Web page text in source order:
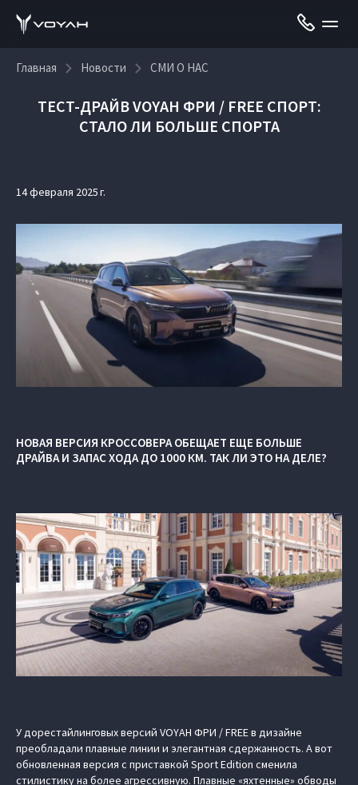
Главная Новости СМИ О НАС
ТЕСТ-ДРАЙВ VOYAH ФРИ / FREE СПОРТ:
СТАЛО ЛИ БОЛЬШЕ СПОРТА
14 февраля 2025 г.
НОВАЯ ВЕРСИЯ КРОССОВЕРА ОБЕЩАЕТ ЕЩЕ БОЛЬШЕ
ДРАЙВА И ЗАПАС ХОДА ДО 1000 КМ. ТАК ЛИ ЭТО НА ДЕЛЕ?
У дорестайлинговых версий VOYAH ФРИ / FREE в дизайне
преобладали плавные линии и элегантная сдержанность. А вот
обновленная версия с приставкой Sport Edition сменила
стилистику на более агрессивную. Плавные «яхтенные» обводы